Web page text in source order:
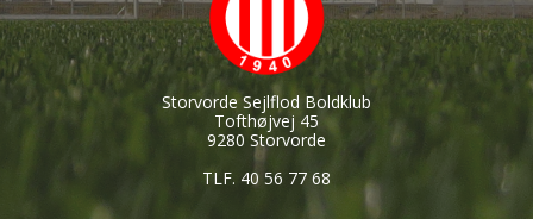
Storvorde Sejlflod Boldklub
Tofthøjvej 45
9280 Storvorde
TLF. 40 56 77 68